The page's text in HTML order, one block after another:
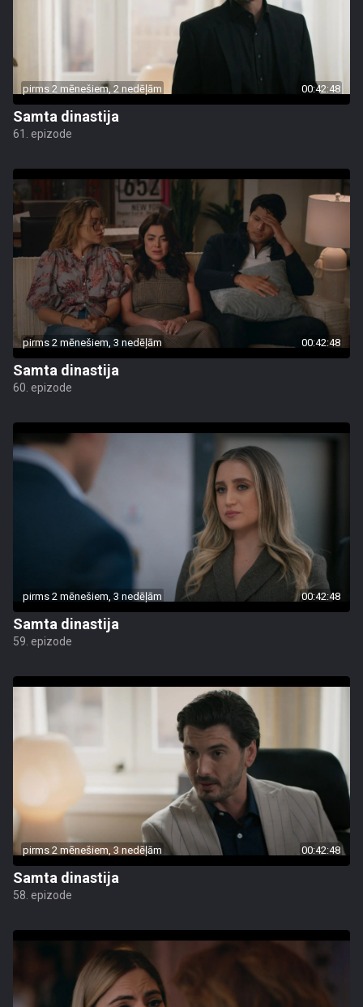
pirms 2 mēnešiem, 2 nedēļām 00:42:48
Samta dinastija
61. epizode
pirms 2 mēnešiem, 3 nedēļām 00:42:48
Samta dinastija
60. epizode
pirms 2 mēnešiem, 3 nedēļām 00:42:48
Samta dinastija
59. epizode
pirms 2 mēnešiem, 3 nedēļām 00:42:48
Samta dinastija
58. epizode